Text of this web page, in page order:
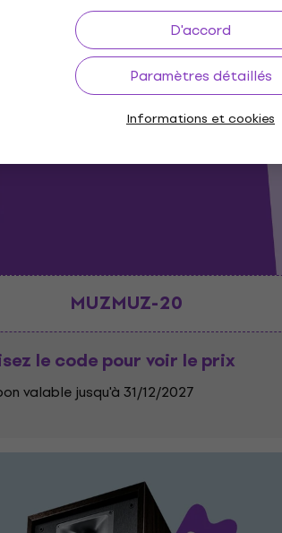
D'accord
Paramètres détaillés
Informations et cookies
MUZMUZ-20
le code pour voir le prix
valable jusqu'à 31/12/2027